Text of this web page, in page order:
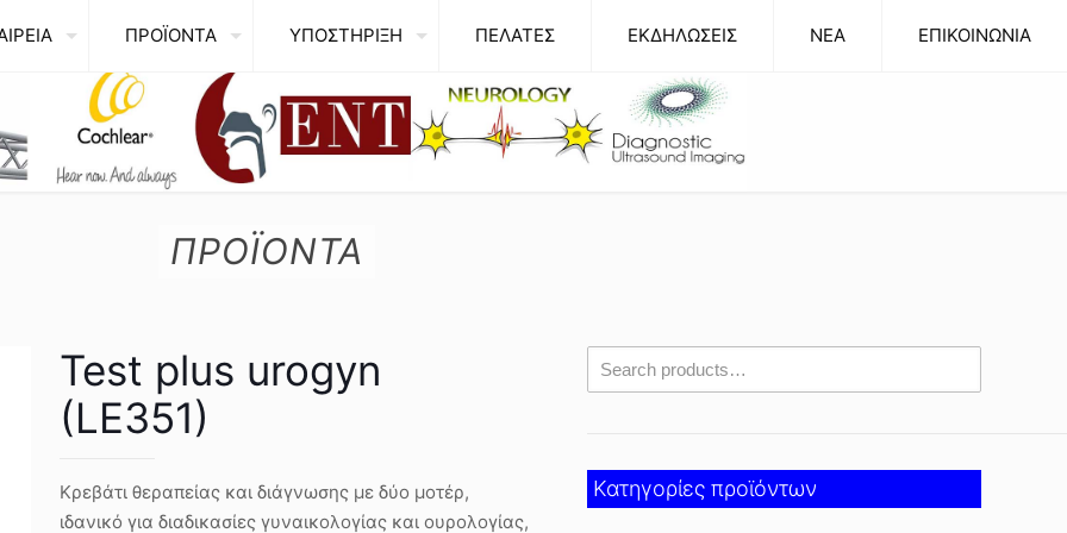
ΠΡΟΪΟΝΤΑ ΥΠΟΣΤΗΡΙΞΗ ΠΕΛΑΤΕΣ ΕΚΔΗΛΩΣΕΙΣ NEA ΕΠΙΚΟΙΝΩΝΙΑ
ΠΡΟΪΟΝΤΑ
Test plus urogyn
(LE351)
Κρεβάτι θεραπείας και διάγνωσης με δύο μοτέρ,
ιδανικό για διαδικασίες γυναικολογίας και ουρολογίας,
Κατηγορίες προϊόντων